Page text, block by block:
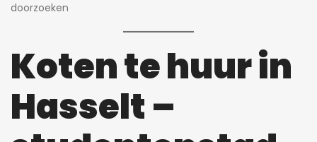
doorzoeken
Koten te huur in
Hasselt –